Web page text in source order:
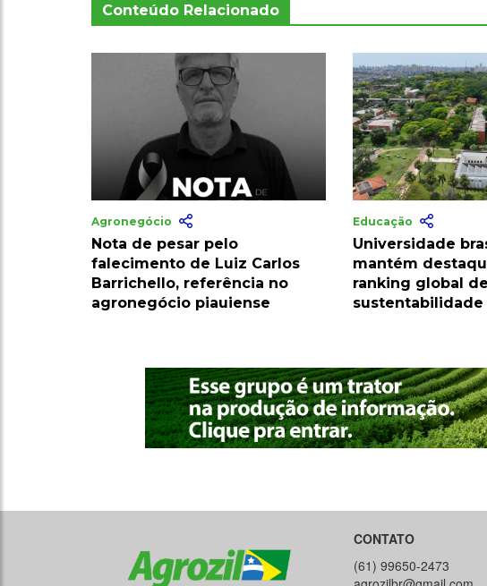
Conteúdo Relacionado
Agronegócio
Nota de pesar pelo
falecimento de Luiz Carlos
Barrichello, referência no
agronegócio piauiense
Educação
Universidade
mantém
ranking global de
sustentabilidade
CONTATO
(61) 99650-2473